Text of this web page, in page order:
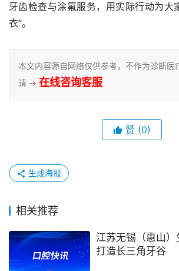
牙齿检查与涂氟服务，用实际行动为大
衣”。
本文内容源自网络仅供参考，不作为诊断医
请 → 在线咨询客服
赞 (0)
生成海报
相关推荐
江苏无锡（惠山）
打造长三角牙谷